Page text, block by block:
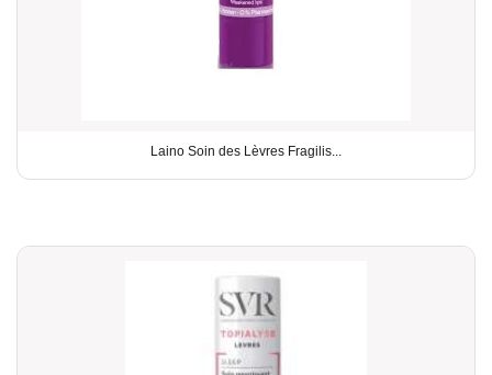
Laino Soin des Lèvres Fragilis...